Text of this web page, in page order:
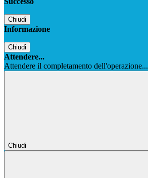
Chiudi
Informazione
Chiudi
Attendere...
Attendere il completamento dell'operazione...
Chiudi